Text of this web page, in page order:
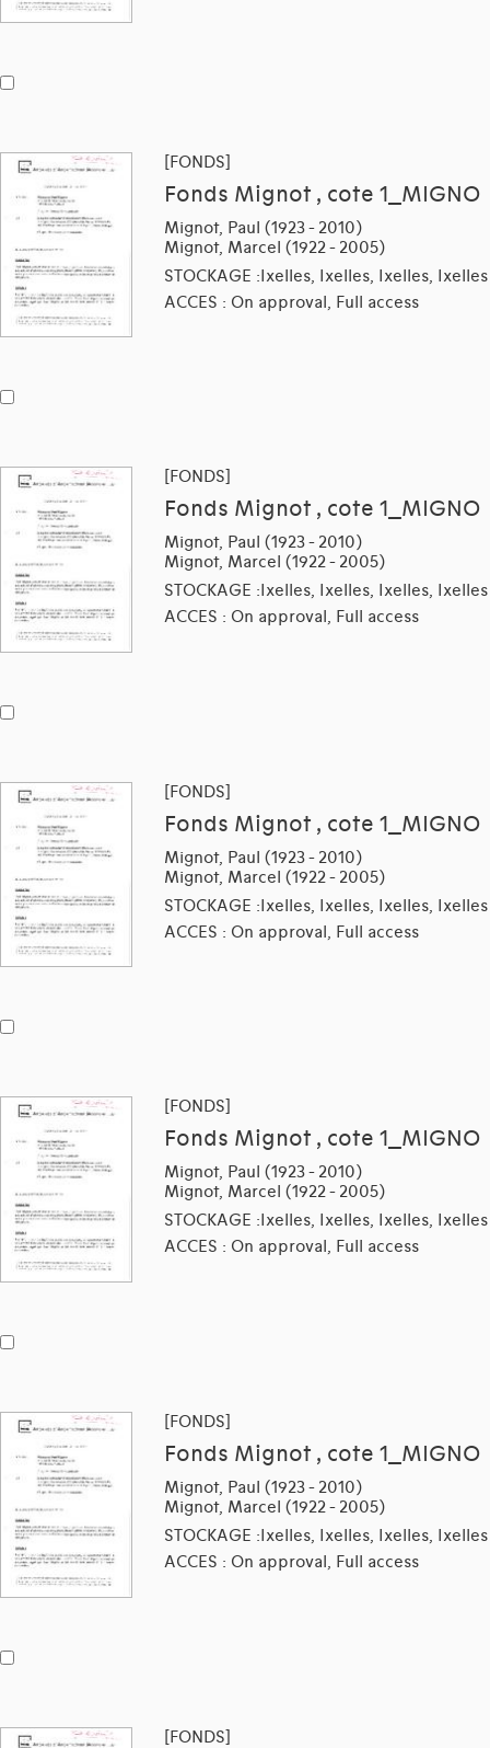
[FONDS]
Fonds Mignot , cote 1_MIGNO
Mignot, Paul (1923 - 2010)
Mignot, Marcel (1922 - 2005)
STOCKAGE :Ixelles, Ixelles, Ixelles, Ixelles
ACCES : On approval, Full access
[FONDS]
Fonds Mignot , cote 1_MIGNO
Mignot, Paul (1923 - 2010)
Mignot, Marcel (1922 - 2005)
STOCKAGE :Ixelles, Ixelles, Ixelles, Ixelles
ACCES : On approval, Full access
[FONDS]
Fonds Mignot , cote 1_MIGNO
Mignot, Paul (1923 - 2010)
Mignot, Marcel (1922 - 2005)
STOCKAGE :Ixelles, Ixelles, Ixelles, Ixelles
ACCES : On approval, Full access
[FONDS]
Fonds Mignot , cote 1_MIGNO
Mignot, Paul (1923 - 2010)
Mignot, Marcel (1922 - 2005)
STOCKAGE :Ixelles, Ixelles, Ixelles, Ixelles
ACCES : On approval, Full access
[FONDS]
Fonds Mignot , cote 1_MIGNO
Mignot, Paul (1923 - 2010)
Mignot, Marcel (1922 - 2005)
STOCKAGE :Ixelles, Ixelles, Ixelles, Ixelles
ACCES : On approval, Full access
[FONDS]